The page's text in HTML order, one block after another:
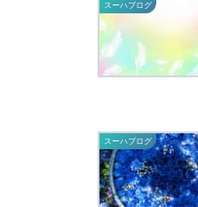
スーハブログ
スーハブログ